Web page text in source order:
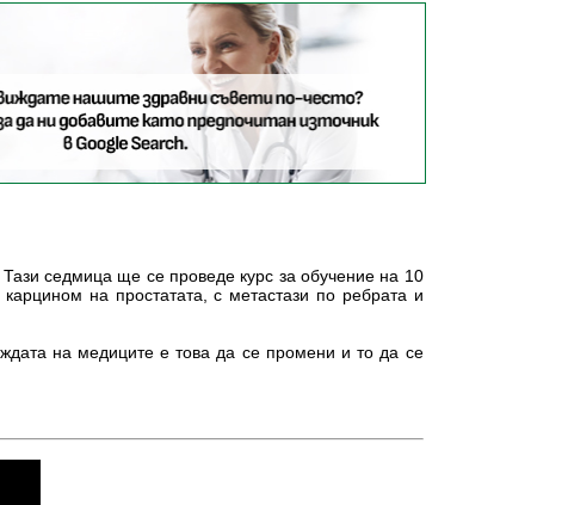
седмица ще се проведе курс за обучение на 10
на простатата, с метастази по ребрата и
на медиците е това да се промени и то да се